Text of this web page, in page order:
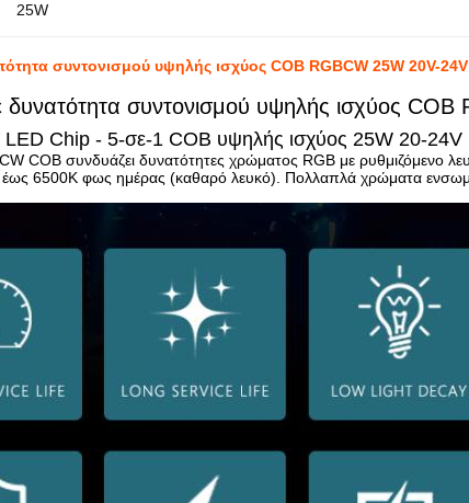
25W
συντονισμού υψηλής ισχύος COB RGBCW 25W 20V-24V
συντονισμού υψηλής ισχύος
Chip - 5-σε-1 COB υψηλής ισχύος 25W 20-24V
COB συνδυάζει δυνατότητες χρώματος RGB με ρυθμιζόμενο
6500K φως ημέρας (καθαρό λευκό). Πολλαπλά χρώματα